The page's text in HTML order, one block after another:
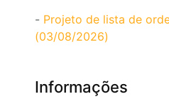
- Projeto de lista de
(03/08/2026)
Informações